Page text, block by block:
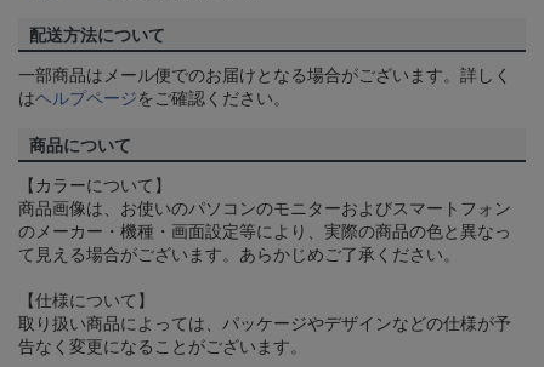
配送方法について
一部商品はメール便でのお届けとなる場合がございます。詳しく
はヘルプページをご確認ください。
商品について
【カラーについて】
商品画像は、お使いのパソコンのモニターおよびスマートフォン
のメーカー・機種・画面設定等により、実際の商品の色と異なっ
て見える場合がございます。あらかじめご了承ください。
【仕様について】
取り扱い商品によっては、パッケージやデザインなどの仕様が予
告なく変更になることがございます。